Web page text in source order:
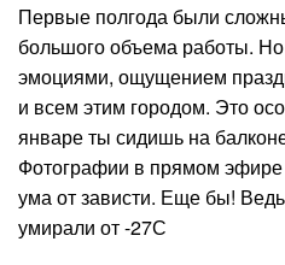
Первые полгода были
большого объема работы. Но
эмоциями, ощущением
и всем этим городом. Это
январе ты сидишь на
Фотографии в прямом эфире
ума от зависти. Еще бы!
умирали от -27С